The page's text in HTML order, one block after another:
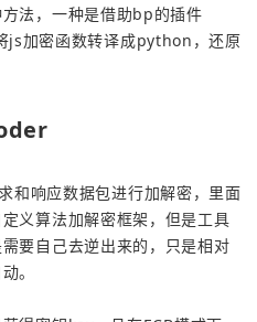
法，一种是借助bp的插件
加密函数转译成python，还原
响应数据包进行加解密，里面
义算法加解密框架，但是工具
要自己去逆出来的，只是相对
。